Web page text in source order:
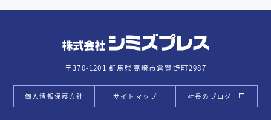
〒370-1201 群馬県高崎市倉賀野町2987
個人情報保護方針 サイトマップ 社長のブログ